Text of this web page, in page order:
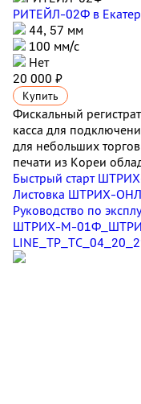
РИТЕЙЛ-02Ф в
44, 57 мм
100 мм/с
Нет
20 000 ₽
Купить
Фискальный
касса для
для небольших
печати из Кореи
Быстрый старт
Листовка ШТРИХ-
Руководство по
ШТРИХ-М-